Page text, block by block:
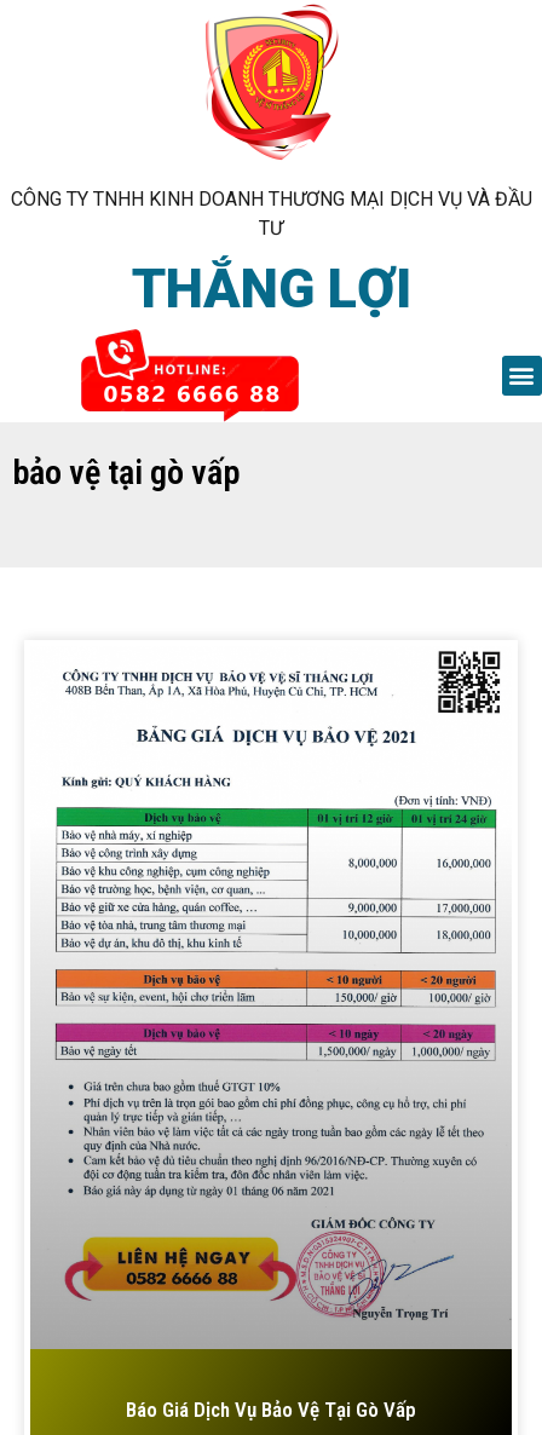
CÔNG TY TNHH KINH DOANH THƯƠNG MẠI DỊCH VỤ VÀ ĐẦU
TƯ
THẮNG LỢI
bảo vệ tại gò vấp
Báo Giá Dịch Vụ Bảo Vệ Tại Gò Vấp